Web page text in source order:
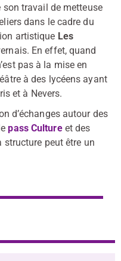
son travail de metteuse
dans le cadre du
artistique Les
En effet, quand
pas à la mise en
à des lycéens ayant
et à Nevers.
d’échanges autour des
pass Cultureet des
peut être un